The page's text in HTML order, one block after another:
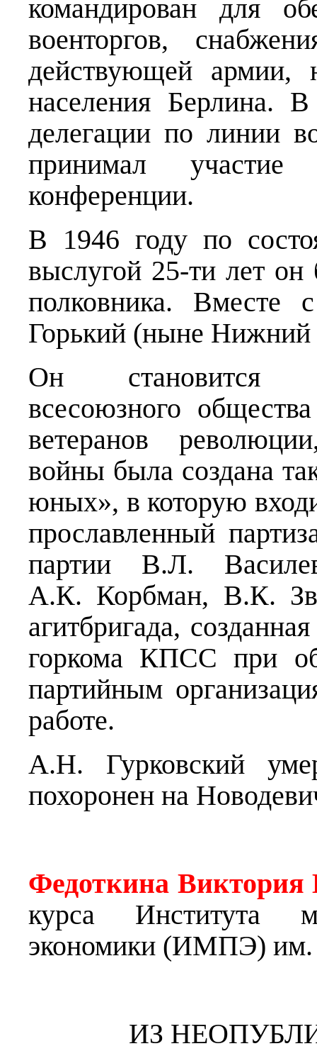
командирован для
военторгов,
действующей армии,
населения Берлина. В
делегации по линии
принимал
конференции.
В 1946 году по
выслугой 25-ти лет он
полковника. Вместе
Горький (ныне Нижний
Он становится
всесоюзного
ветеранов
войны была создана
юных», в которую
прославленный
партии В.Л.
А.К. Корбман, В.К.
агитбригада,
горкома КПСС при
партийным
работе.
А.Н. Гурковский
похоронен на
Федоткина Виктория
курса Института
экономики (ИМПЭ) им.
ИЗ